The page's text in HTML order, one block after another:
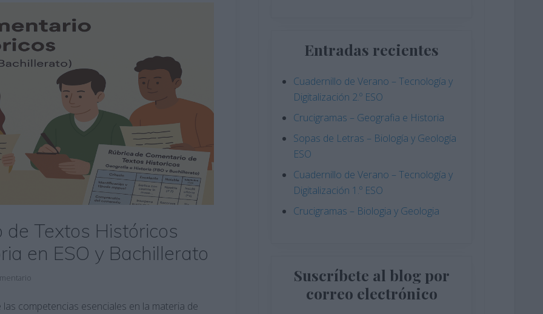
Textos Históricos
en ESO y Bachillerato
competencias esenciales en la materia de
Entradas recientes
Cuadernillo de Verano – Tecnología y
Digitalización 2.º ESO
Crucigramas – Geografia e Historia
Sopas de Letras – Biología y Geología
ESO
Cuadernillo de Verano – Tecnología y
Digitalización 1.º ESO
Crucigramas – Biologia y Geologia
Suscríbete al blog por
correo electrónico